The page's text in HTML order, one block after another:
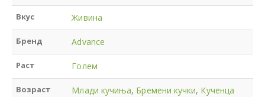
Вкус Живина
Бренд Advance
Раст Голем
Возраст Млади кучиња, Бремени кучки, Кученца